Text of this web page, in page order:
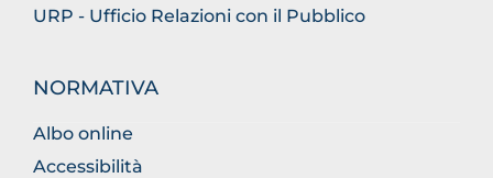
URP - Ufficio Relazioni con il Pubblico
NORMATIVA
Albo online
Accessibilità